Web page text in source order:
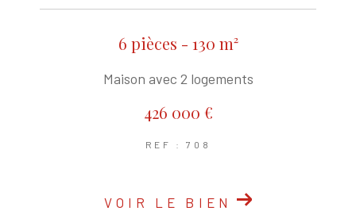
6 pièces - 130 m²
Maison avec 2 logements
426 000 €
REF : 708
VOIR LE BIEN